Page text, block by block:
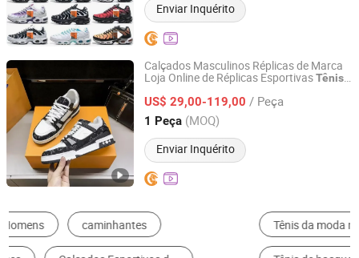
Enviar Inquérito
Calçados Masculinos Réplicas de Marca
Loja Online de Réplicas EsportivasTênis
Designer Original Luxo Tênis
US$ 29,00-119,00 / Peça
1 Peça (MOQ)
Enviar Inquérito
Siyuan'an Trading House (Individual Business) in Meishan
Town, Nan'an City
Fujian, China Desde 2026
Tênis da moda masculina Tênis de corrida masculino